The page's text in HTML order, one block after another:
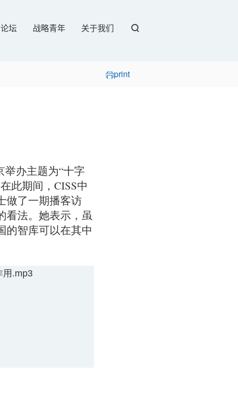
坛 战略青年 关于我们
print
举办主题为“十字
此期间，CISS中
做了一期播客访
看法。她表示，虽
的智库可以在其中
用.mp3